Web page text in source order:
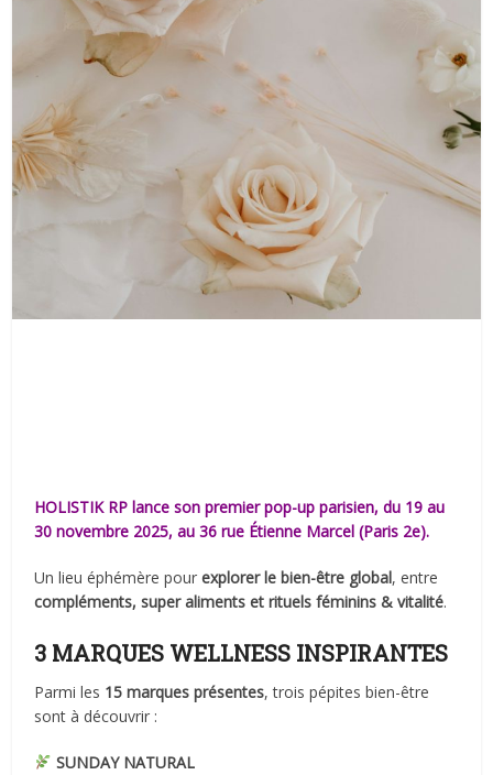
HOLISTIK RP lance son premier pop-up parisien, du 19 au
30 novembre 2025, au 36 rue Étienne Marcel (Paris 2e).
Un lieu éphémère pourexplorer le bien-être global, entre
compléments, super aliments et rituels féminins & vitalité.
3 MARQUES WELLNESS INSPIRANTES
Parmi les 15 marques présentes, trois pépites bien-être
sont à découvrir :
SUNDAY NATURAL